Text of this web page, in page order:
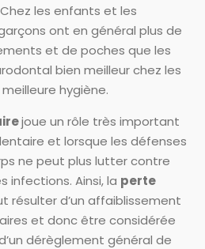
les enfants et les
ont en général plus de
et de poches que les
bien meilleur chez les
hygiène.
joue un rôle très important
et lorsque les défenses
ne peut plus lutter contre
infections. Ainsi, la perte
résulter d’un affaiblissement
et donc être considérée
dérèglement général de